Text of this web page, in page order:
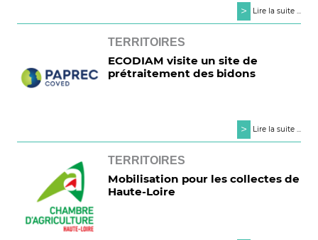
> Lire la suite ...
TERRITOIRES
ECODIAM visite un site de
prétraitement des bidons
> Lire la suite ...
TERRITOIRES
Mobilisation pour les collectes de
Haute-Loire